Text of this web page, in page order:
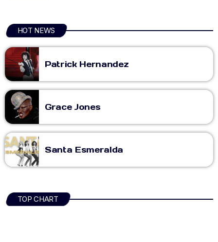
HOT NEWS
Patrick Hernandez
Grace Jones
Santa Esmeralda
TOP CHART